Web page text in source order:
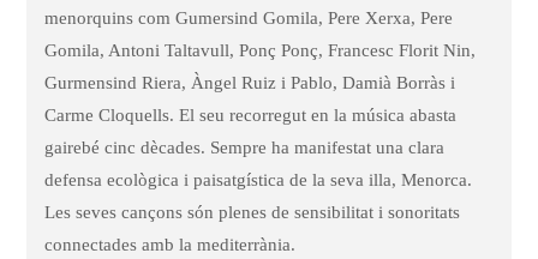
menorquins com Gumersind Gomila, Pere Xerxa, Pere
Gomila, Antoni Taltavull, Ponç Ponç, Francesc Florit Nin,
Gurmensind Riera, Àngel Ruiz i Pablo, Damià Borràs i
Carme Cloquells. El seu recorregut en la música abasta
gairebé cinc dècades. Sempre ha manifestat una clara
defensa ecològica i paisatgística de la seva illa, Menorca.
Les seves cançons són plenes de sensibilitat i sonoritats
connectades amb la mediterrània.